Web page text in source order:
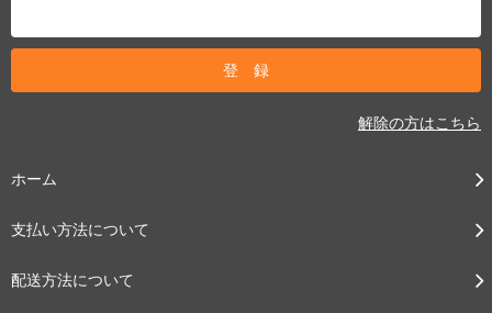
解除の方はこちら
ホーム
支払い方法について
配送方法について